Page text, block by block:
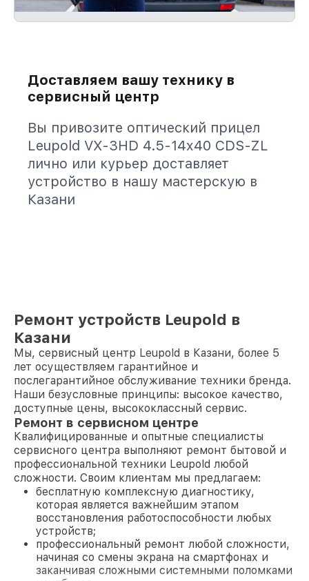
Доставляем вашу технику в
сервисный центр
Вы привозите оптический прицел
Leupold VX-3HD 4.5-14x40 CDS-ZL
лично или курьер доставляет
устройство в нашу мастерскую в
Казани
Ремонт устройств Leupold в
Казани
Мы, сервисный центр Leupold в Казани, более 5
лет осуществляем гарантийное и
послегарантийное обслуживание техники бренда.
Наши безусловные принципы: высокое качество,
доступные цены, высококлассный сервис.
Ремонт в сервисном центре
Квалифицированные и опытные специалисты
сервисного центра выполняют ремонт бытовой и
профессиональной техники Leupold любой
сложности. Своим клиентам мы предлагаем:
бесплатную комплексную диагностику,
которая является важнейшим этапом
восстановления работоспособности любых
устройств;
профессиональный ремонт любой сложности,
начиная со смены экрана на смартфонах и
заканчивая сложными системными поломками